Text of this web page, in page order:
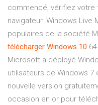
commencé, vérifiez
navigateur. Windows Live
populaires de la société
télécharger Windows 10
Microsoft a déployé
utilisateurs de Windows 7
nouvelle version
occasion en or pour